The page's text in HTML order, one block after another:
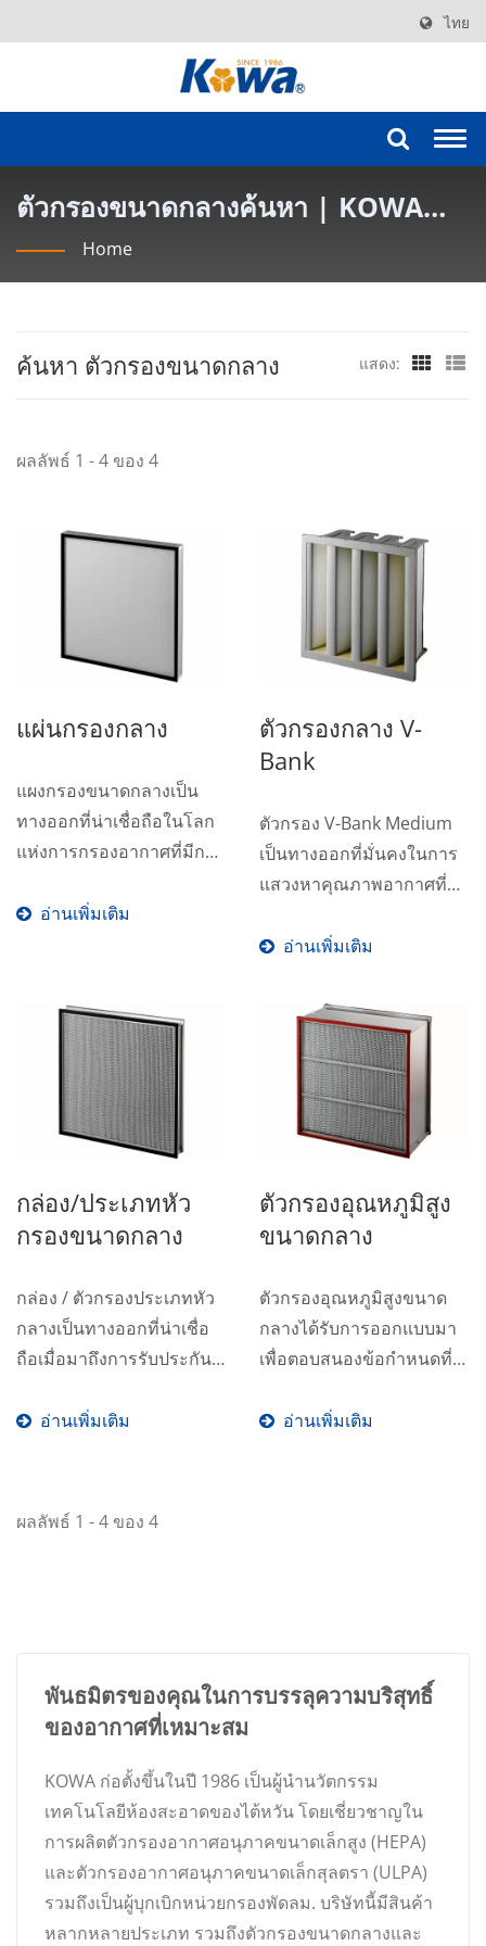
ไทย
ตัวกรองขนาดกลางค้นหา | KOWA
AIR FILTER INDUSTRY CO., LTD.
Home
ค้นหา ตัวกรองขนาดกลาง แสดง:
ผลลัพธ์ 1 - 4 ของ 4
แผ่นกรองกลาง
แผงกรองขนาดกลางเป็น
ทางออกที่น่าเชื่อถือในโลก
แห่งการกรองอากาศที่มีการ
อ่านเพิ่มเติม
ตัวกรองกลาง V-
Bank
ตัวกรอง V-Bank Medium
เป็นทางออกที่มั่นคงในการ
แสวงหาคุณภาพอากาศที่
อ่านเพิ่มเติม
กล่อง/ประเภทหัว
กรองขนาดกลาง
กล่อง / ตัวกรองประเภทหัว
กลางเป็นทางออกที่น่าเชื่อ
ถือเมื่อมาถึงการรับประกัน
สบาย...อ่านเพิ่มเติม
ตัวกรองอุณหภูมิสูง
ขนาดกลาง
ตัวกรองอุณหภูมิสูงขนาด
กลางได้รับการออกแบบมา
เพื่อตอบสนองข้อกำหนดที่
อ่านเพิ่มเติม
ผลลัพธ์ 1 - 4 ของ 4
พันธมิตรของคุณในการบรรลุความบริสุทธิ์
ของอากาศที่เหมาะสม
KOWA ก่อตั้งขึ้นในปี 1986 เป็นผู้นำนวัตกรรม
เทคโนโลยีห้องสะอาดของไต้หวัน โดยเชี่ยวชาญใน
การผลิตตัวกรองอากาศอนุภาคขนาดเล็กสูง (HEPA)
และตัวกรองอากาศอนุภาคขนาดเล็กสุลตรา (ULPA)
รวมถึงเป็นผู้บุกเบิกหน่วยกรองพัดลม. บริษัทนี้มีสินค้า
หลากหลายประเภท รวมถึงตัวกรองขนาดกลางและ